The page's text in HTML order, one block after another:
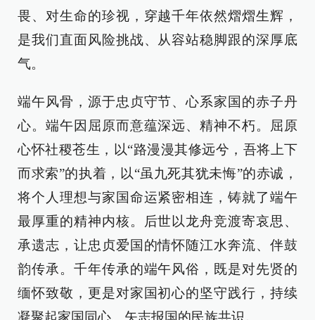
畏、对生命的珍视，穿越千年依然熠熠生辉，
是我们直面风险挑战、从容站稳脚跟的深厚底
气。
端午风骨，源于忠贞守节、心系家国的赤子丹
心。端午因屈原而意蕴深远、精神不朽。屈原
心怀社稷苍生，以“路漫漫其修远兮，吾将上下
而求索”的执着，以“虽九死其犹未悔”的赤诚，
将个人理想与家国命运紧密相连，铸就了端午
最厚重的精神内核。后世以龙舟竞渡寄哀思、
承遗志，让忠贞爱国的情怀随江水奔流、伴鼓
韵传承。千年传承的端午风俗，既是对先贤的
缅怀致敬，更是对家国初心的坚守践行，持续
凝聚起家国同心、矢志报国的民族共识。